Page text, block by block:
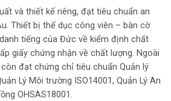
và thiết kế riêng, đạt tiêu chuẩn an
Thiết bị thể dục công viên – bàn cờ
tiếng của Đức về kiểm định chất
giấy chứng nhận về chất lượng. Ngoài
đạt chứng chỉ tiêu chuẩn Quản lý
Lý Môi trường ISO14001, Quản Lý An
OHSAS18001.